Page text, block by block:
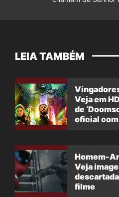
LEIA TAMBÉM
Veja em
de
oficial
Homem-
Veja
filme